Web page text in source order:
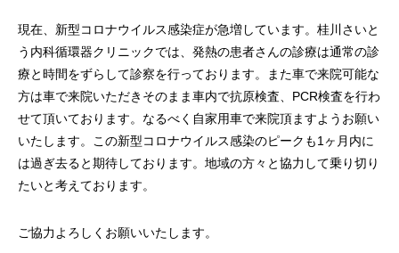
現在、新型コロナウイルス感染症が急増しています。桂川さいと
う内科循環器クリニックでは、発熱の患者さんの診療は通常の診
療と時間をずらして診察を行っております。また車で来院可能な
方は車で来院いただきそのまま車内で抗原検査、PCR検査を行わ
せて頂いております。なるべく自家用車で来院頂ますようお願い
いたします。この新型コロナウイルス感染のピークも1ヶ月内に
は過ぎ去ると期待しております。地域の方々と協力して乗り切り
たいと考えております。
ご協力よろしくお願いいたします。